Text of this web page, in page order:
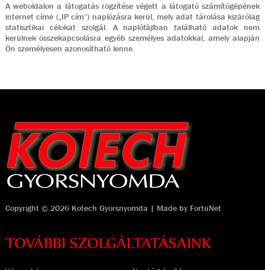
A weboldalon a látogatás rögzítése végett a látogató számítógépének
internet címe („IP cím”) naplózásra kerül, mely adat tárolása kizárólag
statisztikai célokat szolgál. A naplófájlban található adatok nem
kerülnek összekapcsolásra egyéb személyes adatokkal, amely alapján
Ön személyesen azonosítható lenne.
Copyright © 2026 Kotech Gyorsnyomda | Made by FortuNet
TOVÁBBI SZOLGÁLTATÁSAINK